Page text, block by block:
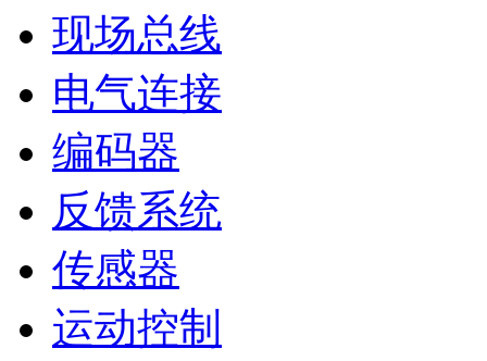
现场总线
电气连接
编码器
反馈系统
传感器
运动控制